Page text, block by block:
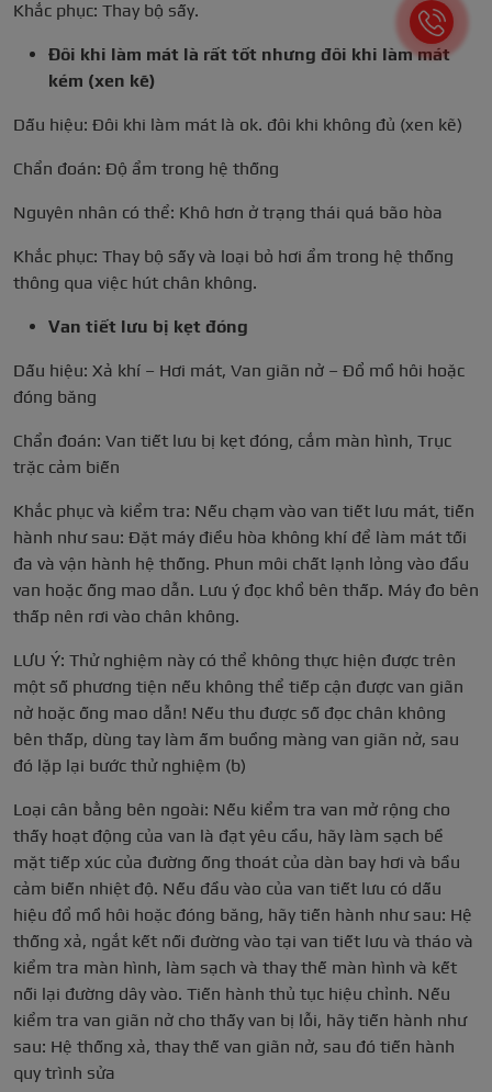
Khắc phục: Thay bộ sấy.
Đôi khi làm mát là rất tốt nhưng đôi khi làm mát
kém (xen kẽ)
Dấu hiệu: Đôi khi làm mát là ok. đôi khi không đủ (xen kẽ)
Chẩn đoán: Độ ẩm trong hệ thống
Nguyên nhân có thể: Khô hơn ở trạng thái quá bão hòa
Khắc phục: Thay bộ sấy và loại bỏ hơi ẩm trong hệ thống
thông qua việc hút chân không.
Van tiết lưu bị kẹt đóng
Dấu hiệu: Xả khí – Hơi mát, Van giãn nở – Đổ mồ hôi hoặc
đóng băng
Chẩn đoán: Van tiết lưu bị kẹt đóng, cắm màn hình, Trục
trặc cảm biến
Khắc phục và kiểm tra: Nếu chạm vào van tiết lưu mát, tiến
hành như sau: Đặt máy điều hòa không khí để làm mát tối
đa và vận hành hệ thống. Phun môi chất lạnh lỏng vào đầu
van hoặc ống mao dẫn. Lưu ý đọc khổ bên thấp. Máy đo bên
thấp nên rơi vào chân không.
LƯU Ý: Thử nghiệm này có thể không thực hiện được trên
một số phương tiện nếu không thể tiếp cận được van giãn
nở hoặc ống mao dẫn! Nếu thu được số đọc chân không
bên thấp, dùng tay làm ấm buồng màng van giãn nở, sau
đó lặp lại bước thử nghiệm (b)
Loại cân bằng bên ngoài: Nếu kiểm tra van mở rộng cho
thấy hoạt động của van là đạt yêu cầu, hãy làm sạch bề
mặt tiếp xúc của đường ống thoát của dàn bay hơi và bầu
cảm biến nhiệt độ. Nếu đầu vào của van tiết lưu có dấu
hiệu đổ mồ hôi hoặc đóng băng, hãy tiến hành như sau: Hệ
thống xả, ngắt kết nối đường vào tại van tiết lưu và tháo và
kiểm tra màn hình, làm sạch và thay thế màn hình và kết
nối lại đường dây vào. Tiến hành thủ tục hiệu chỉnh. Nếu
kiểm tra van giãn nở cho thấy van bị lỗi, hãy tiến hành như
sau: Hệ thống xả, thay thế van giãn nở, sau đó tiến hành
quy trình sửa